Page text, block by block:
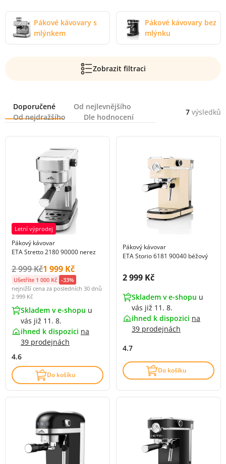
Pákové kávovary s
mlýnkem
Pákové kávovary bez
mlýnku
Zobrazit filtraci
Řazení
Doporučené
Od nejlevnějšího
Od nejdražšího
Dle hodnocení
7 výsledků
Letní výprodej
Pákový kávovar
ETA Stretto 2180 90000 nerez
Původní cena s DPH:
2 999 KčCena s DPH:
1 999 Kč
Ušetříte 1 000 Kč -33%
nejnižší cena za posledních 30 dnů
2 999 Kč
Skladem v e-shopu u
vás již 11. 8.
ihned k dispozici na
39 prodejnách
4.6
Do košíku
Pákový kávovar
ETA Storio 6181 90040 béžový
Cena s DPH:
2 999 Kč
Skladem v e-shopu u
vás již 11. 8.
ihned k dispozici na
39 prodejnách
4.7
Do košíku